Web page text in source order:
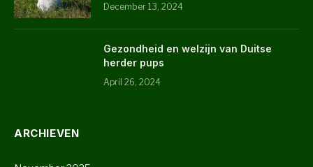
December 13, 2024
Gezondheid en welzijn van Duitse
herder pups
April 26, 2024
ARCHIEVEN